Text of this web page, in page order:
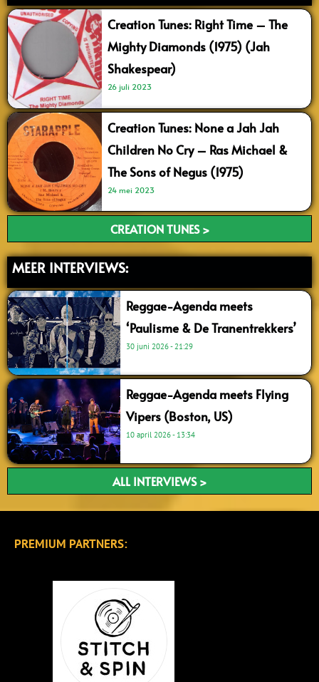
Creation Tunes: Right Time – The
Mighty Diamonds (1975) (Jah
Shakespear)
26 juli 2023
Creation Tunes: None a Jah Jah
Children No Cry – Ras Michael &
The Sons of Negus (1975)
24 mei 2023
CREATION TUNES >
MEER INTERVIEWS:
Reggae-Agenda meets
‘Paulisme & De Tranentrekkers’
30 juni 2026 21:29
Reggae-Agenda meets Flying
Vipers (Boston, US)
10 april 2026 13:34
ALL INTERVIEWS >
PREMIUM PARTNERS: